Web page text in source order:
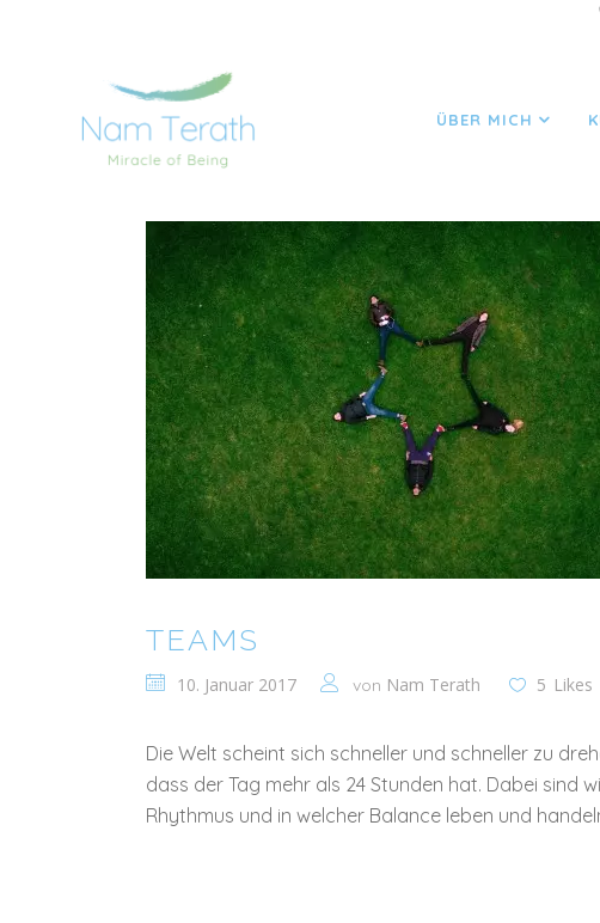
ÜBER MICH
NAM TERATH YOGA TOBIAS FRITZSCHE
TEAMS
10. Januar 2017 von Nam Terath 5 Likes
Die Welt scheint sich schneller und schneller zu
dass der Tag mehr als 24 Stunden hat. Dabei sind
Rhythmus und in welcher Balance leben und